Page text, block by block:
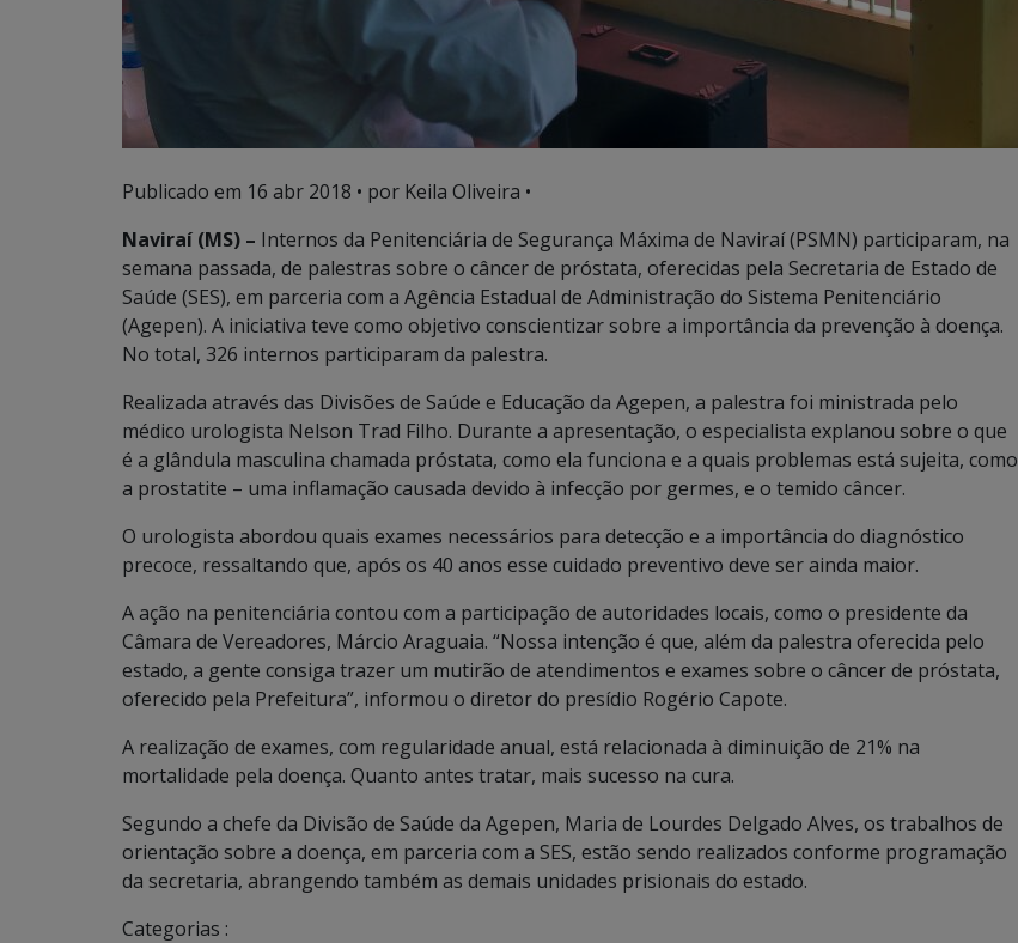
Publicado em 16 abr 2018 • por Keila Oliveira •
Naviraí (MS) – Internos da Penitenciária de Segurança Máxima de Naviraí (PSMN) participaram, na
semana passada, de palestras sobre o câncer de próstata, oferecidas pela Secretaria de Estado de
Saúde (SES), em parceria com a Agência Estadual de Administração do Sistema Penitenciário
(Agepen). A iniciativa teve como objetivo conscientizar sobre a importância da prevenção à doença.
No total, 326 internos participaram da palestra.
Realizada através das Divisões de Saúde e Educação da Agepen, a palestra foi ministrada pelo
médico urologista Nelson Trad Filho. Durante a apresentação, o especialista explanou sobre o que
é a glândula masculina chamada próstata, como ela funciona e a quais problemas está sujeita, como
a prostatite – uma inflamação causada devido à infecção por germes, e o temido câncer.
O urologista abordou quais exames necessários para detecção e a importância do diagnóstico
precoce, ressaltando que, após os 40 anos esse cuidado preventivo deve ser ainda maior.
A ação na penitenciária contou com a participação de autoridades locais, como o presidente da
Câmara de Vereadores, Márcio Araguaia. “Nossa intenção é que, além da palestra oferecida pelo
estado, a gente consiga trazer um mutirão de atendimentos e exames sobre o câncer de próstata,
oferecido pela Prefeitura”, informou o diretor do presídio Rogério Capote.
A realização de exames, com regularidade anual, está relacionada à diminuição de 21% na
mortalidade pela doença. Quanto antes tratar, mais sucesso na cura.
Segundo a chefe da Divisão de Saúde da Agepen, Maria de Lourdes Delgado Alves, os trabalhos de
orientação sobre a doença, em parceria com a SES, estão sendo realizados conforme programação
da secretaria, abrangendo também as demais unidades prisionais do estado.
Categorias :